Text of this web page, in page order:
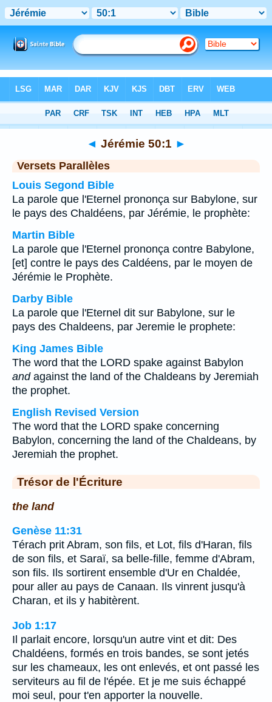
Chapitre 50 > Verset 1
◄ Jérémie 50:1 ►
Versets Parallèles
Louis Segond Bible
La parole que l'Eternel prononça sur Babylone, sur
le pays des Chaldéens, par Jérémie, le prophète:
Martin Bible
La parole que l'Eternel prononça contre Babylone,
[et] contre le pays des Caldéens, par le moyen de
Jérémie le Prophète.
Darby Bible
La parole que l'Eternel dit sur Babylone, sur le
pays des Chaldeens, par Jeremie le prophete:
King James Bible
The word that the LORD spake against Babylon
andagainst the land of the Chaldeans by Jeremiah
the prophet.
English Revised Version
The word that the LORD spake concerning
Babylon, concerning the land of the Chaldeans, by
Jeremiah the prophet.
Trésor de l'Écriture
the land
Genèse 11:31
Térach prit Abram, son fils, et Lot, fils d'Haran, fils
de son fils, et Saraï, sa belle-fille, femme d'Abram,
son fils. Ils sortirent ensemble d'Ur en Chaldée,
pour aller au pays de Canaan. Ils vinrent jusqu'à
Charan, et ils y habitèrent.
Job 1:17
Il parlait encore, lorsqu'un autre vint et dit: Des
Chaldéens, formés en trois bandes, se sont jetés
sur les chameaux, les ont enlevés, et ont passé les
serviteurs au fil de l'épée. Et je me suis échappé
moi seul, pour t'en apporter la nouvelle.